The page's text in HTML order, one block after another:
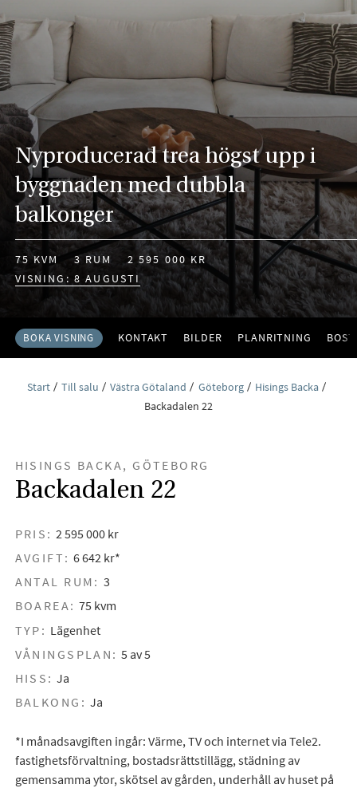
Nyproducerad trea högst upp i
byggnaden med dubbla
balkonger
75 KVM 3 RUM
2 595 000 KR
VISNING: 8 AUGUSTI
BOKA VISNING KONTAKT BILDER PLANRITNING
Start Till salu Västra Götaland Göteborg
Hisings Backa
Backadalen 22
HISINGS BACKA, GÖTEBORG
Backadalen 22
PRIS: 2 595 000 kr
AVGIFT: 6 642 kr*
ANTAL RUM: 3
BOAREA: 75 kvm
TYP: Lägenhet
VÅNINGSPLAN: 5 av 5
HISS: Ja
BALKONG: Ja
*I månadsavgiften ingår: Värme, TV och internet via Tele2.
fastighetsförvaltning, bostadsrättstillägg, städning av
gemensamma ytor, skötsel av gården, underhåll av huset på